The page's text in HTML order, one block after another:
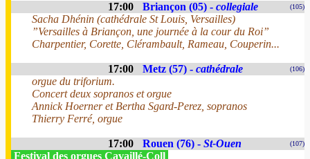
17:00 Briançon (05) - collegiale (105)
Sacha Dhénin (cathédrale St Louis, Versailles)
”Versailles à Briançon, une journée à la cour du Roi”
Charpentier, Corette, Clérambault, Rameau, Couperin...
17:00 Metz (57) - cathédrale (106)
orgue du triforium.
Concert deux sopranos et orgue
Annick Hoerner et Bertha Sgard-Perez, sopranos
Thierry Ferré, orgue
17:00 Rouen (76) - St-Ouen (107)
Festival des orgues Cavaillé-Coll